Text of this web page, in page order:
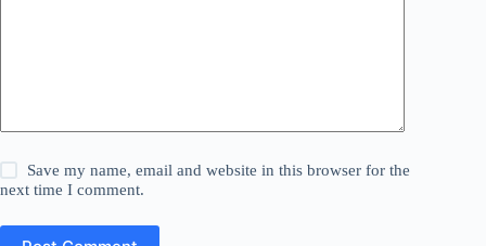
Save my name, email and website in this browser for the
next time I comment.